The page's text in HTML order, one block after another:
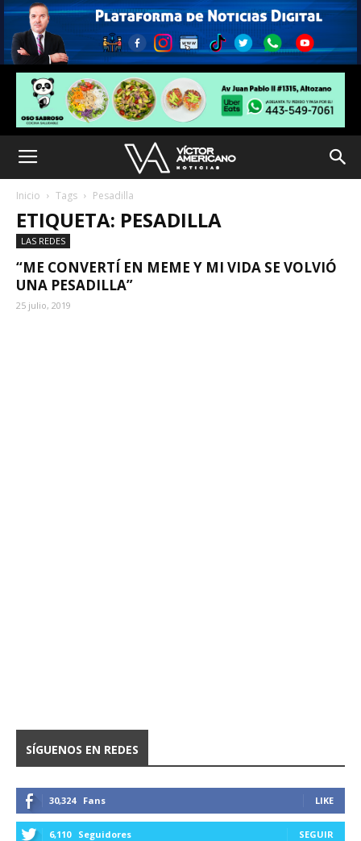
Inicio Tags Pesadilla
ETIQUETA: PESADILLA
LAS REDES
“ME CONVERTÍ EN MEME Y MI VIDA SE VOLVIÓ
UNA PESADILLA”
25 julio, 2019
SÍGUENOS EN REDES
30,324 Fans LIKE
6,110 Seguidores SEGUIR